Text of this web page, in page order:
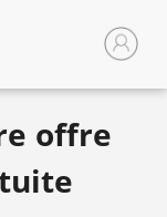
offre